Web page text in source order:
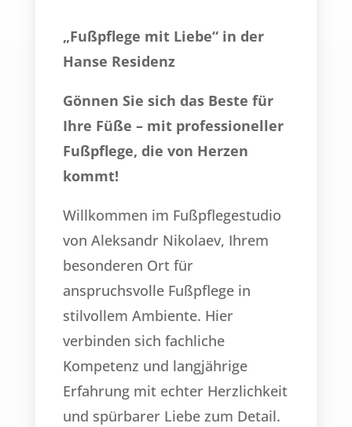
„Fußpflege mit Liebe“ in der
Hanse Residenz
Gönnen Sie sich das Beste für
Ihre Füße – mit professioneller
Fußpflege, die von Herzen
kommt!
Willkommen im Fußpflegestudio
von Aleksandr Nikolaev, Ihrem
besonderen Ort für
anspruchsvolle Fußpflege in
stilvollem Ambiente. Hier
verbinden sich fachliche
Kompetenz und langjährige
Erfahrung mit echter Herzlichkeit
und spürbarer Liebe zum Detail.